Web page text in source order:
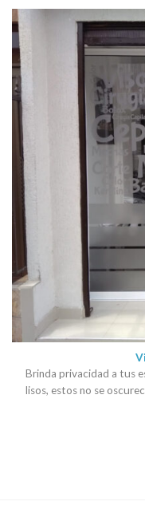
Brinda privacidad a tus
lisos, estos no se